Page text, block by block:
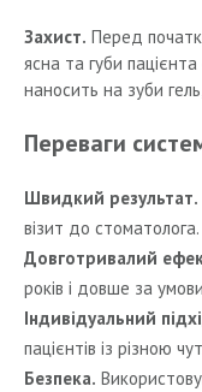
Захист. Перед
ясна та губи
наносить на зуби
Переваги
Швидкий результат.
візит до стоматолога.
Довготривалий
років і довше за
Індивідуальний
пацієнтів із різною
Безпека.